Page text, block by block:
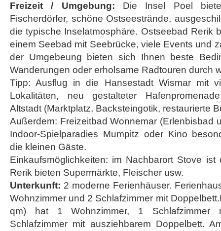
Freizeit / Umgebung: Die Insel Poel
Fischerdörfer, schöne Ostseestrände,
die typische Inselatmosphäre. Ostseebad Rerik
einem Seebad mit Seebrücke, viele Events und
der Umgebeung bieten sich Ihnen beste
Wanderungen oder erholsame Radtouren durch
Tipp: Ausflug in die Hansestadt Wismar mit
Lokalitäten, neu gestalteter
Altstadt (Marktplatz, Backsteingotik, restaurierte
Außerdem: Freizeitbad Wonnemar (Erlenbisbad
Indoor-Spielparadies Mumpitz oder Kino
die kleinen Gäste.
Einkaufsmöglichkeiten: im Nachbarort Stove
Rerik bieten Supermärkte, Fleischer usw.
Unterkunft: 2 moderne Ferienhäuser.
Wohnzimmer und 2 Schlafzimmer mit
qm) hat 1 Wohnzimmer, 1 Schlafzimmer
Schlafzimmer mit ausziehbarem Doppelbett.